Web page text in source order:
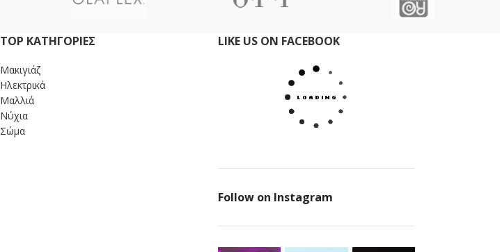
TOP ΚΑΤΗΓΟΡΙΕΣ
Mακιγιάζ
Ηλεκτρικά
Μαλλιά
Νύχια
Σώμα
LIKE US ON FACEBOOK
Follow on Instagram